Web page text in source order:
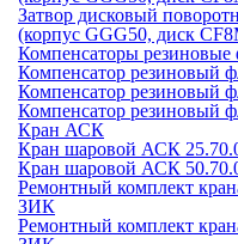
Затвор дисковый
(корпус GGG50, диск
Компенсаторы резиновые
Компенсатор резиновый
Компенсатор резиновый
Компенсатор резиновый
Кран АСК
Кран шаровой АСК
Кран шаровой АСК
Ремонтный комплект
ЗИК
Ремонтный комплект